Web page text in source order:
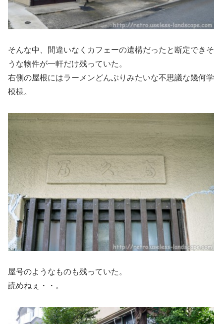
そんな中、間違いなくカフェーの遺構だったと断定できそ
うな物件が一軒だけ残っていた。
右側の屋根にはラーメンどんぶりみたいな不思議な幾何学
模様。
屋号のようなものも残っていた。
読めねぇ・・。